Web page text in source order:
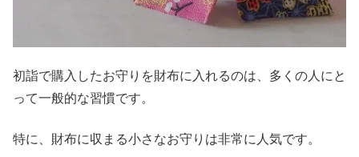
初詣で購入したお守りを財布に入れるのは、多くの人にと
って一般的な習慣です。
特に、財布に収まる小さなお守りは非常に人気です。